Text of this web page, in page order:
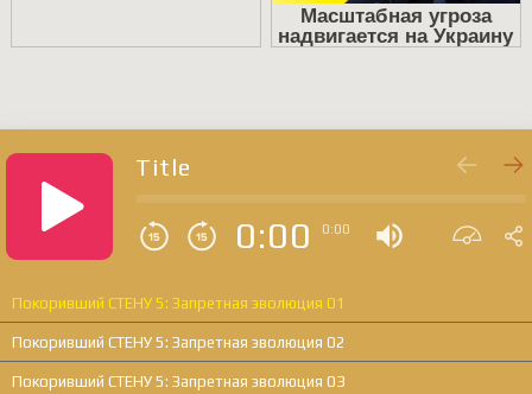
Title
0:00 0:00
Покоривший СТЕНУ 5: Запретная эволюция 01
Покоривший СТЕНУ 5: Запретная эволюция 02
Покоривший СТЕНУ 5: Запретная эволюция 03